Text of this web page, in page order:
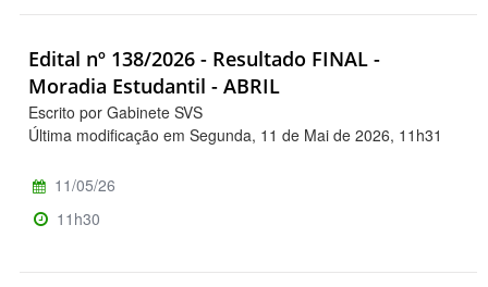
Edital nº 138/2026 - Resultado FINAL -
Moradia Estudantil - ABRIL
Escrito por Gabinete SVS
Última modificação em Segunda, 11 de Mai de 2026, 11h31
11/05/26
11h30